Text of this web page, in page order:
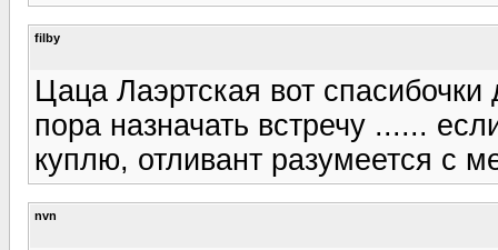
filby
Цаца Лаэртская вот спасибочки
пора назначать встречу ......
куплю, отливант разумеется с
nvn